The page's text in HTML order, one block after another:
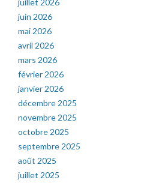
juin 2026
mai 2026
avril 2026
mars 2026
février 2026
janvier 2026
décembre 2025
novembre 2025
octobre 2025
septembre 2025
août 2025
juillet 2025